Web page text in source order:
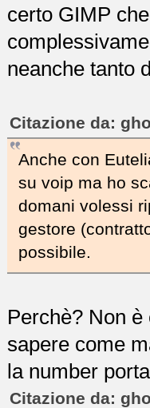
certo GIMP
neanche tanto
Citazione da:
Anche con
su voip ma ho
domani volessi
gestore
possibile.
Perchè? Non
sapere come
la number
Citazione da: